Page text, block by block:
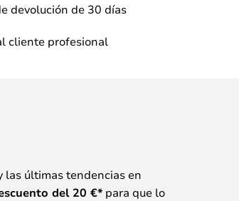
devolución de 30 días
cliente profesional
las últimas tendencias en
del 20 €*para que lo